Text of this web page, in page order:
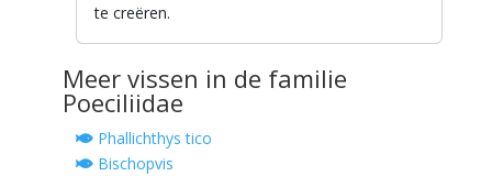
te creëren.
Meer vissen in de familie
Poeciliidae
Phallichthys tico
Bischopvis